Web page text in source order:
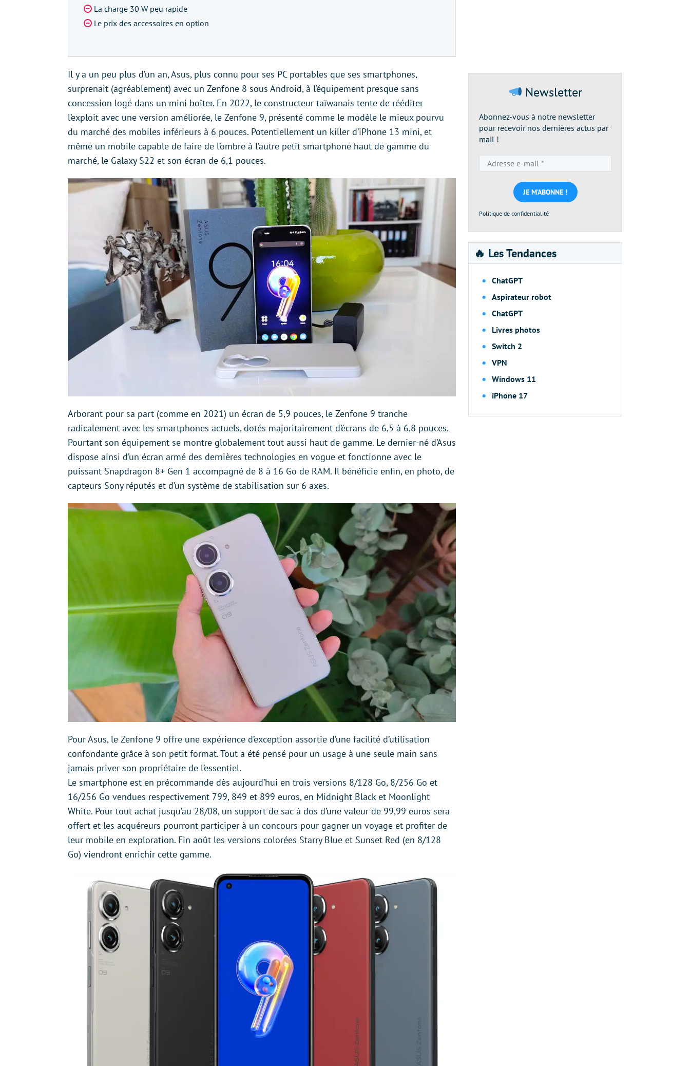
La charge 30 W peu rapide
Le prix des accessoires en option
Il y a un peu plus d’un an, Asus, plus connu pour ses PC portables que ses smartphones,
surprenait (agréablement) avec un Zenfone 8 sous Android, à l’équipement presque sans
concession logé dans un mini boîter. En 2022, le constructeur taïwanais tente de rééditer
l’exploit avec une version améliorée, le Zenfone 9, présenté comme le modèle le mieux pourvu
du marché des mobiles inférieurs à 6 pouces. Potentiellement un killer d’iPhone 13 mini, et
même un mobile capable de faire de l’ombre à l’autre petit smartphone haut de gamme du
marché, le Galaxy S22 et son écran de 6,1 pouces.
Arborant pour sa part (comme en 2021) un écran de 5,9 pouces, le Zenfone 9 tranche
radicalement avec les smartphones actuels, dotés majoritairement d’écrans de 6,5 à 6,8 pouces.
Pourtant son équipement se montre globalement tout aussi haut de gamme. Le dernier-né d’Asus
dispose ainsi d’un écran armé des dernières technologies en vogue et fonctionne avec le
puissant Snapdragon 8+ Gen 1 accompagné de 8 à 16 Go de RAM. Il bénéficie enfin, en photo, de
capteurs Sony réputés et d’un système de stabilisation sur 6 axes.
Pour Asus, le Zenfone 9 offre une expérience d’exception assortie d’une facilité d’utilisation
confondante grâce à son petit format. Tout a été pensé pour un usage à une seule main sans
jamais priver son propriétaire de l’essentiel.
Le smartphone est en précommande dès aujourd’hui en trois versions 8/128 Go, 8/256 Go et
16/256 Go vendues respectivement 799, 849 et 899 euros, en Midnight Black et Moonlight
White. Pour tout achat jusqu’au 28/08, un support de sac à dos d’une valeur de 99,99 euros sera
offert et les acquéreurs pourront participer à un concours pour gagner un voyage et profiter de
leur mobile en exploration. Fin août les versions colorées Starry Blue et Sunset Red (en 8/128
Go) viendront enrichir cette gamme.
Newsletter
Abonnez-vous à notre newsletter
pour recevoir nos dernières actus par
mail !
e-
mail
*
Politique de confidentialité
🔥 Les Tendances
ChatGPT
Aspirateur robot
ChatGPT
Livres photos
Switch 2
VPN
Windows 11
iPhone 17